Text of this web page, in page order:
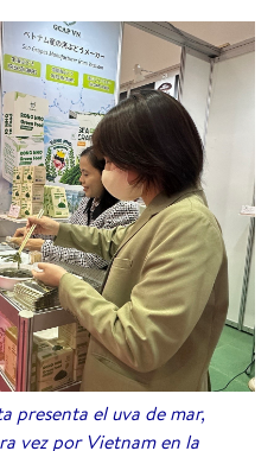
presenta el uva de mar,
vez por Vietnam en la